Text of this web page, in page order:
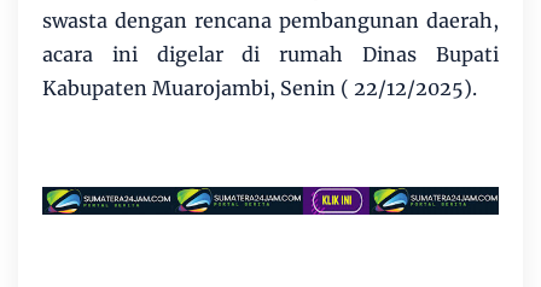
swasta dengan rencana pembangunan daerah,
acara ini digelar di rumah Dinas Bupati
Kabupaten Muarojambi, Senin ( 22/12/2025).